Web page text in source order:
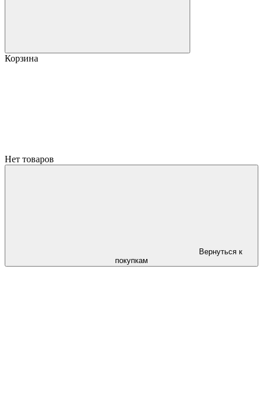
Корзина
Нет товаров
Вернуться к
покупкам